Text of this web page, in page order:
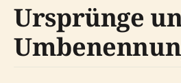
Ursprünge